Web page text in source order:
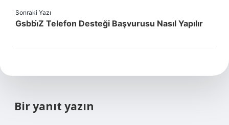
Sonraki Yazı
Gsbbi̇Z Telefon Desteği Başvurusu Nasıl Yapılır
Bir yanıt yazın